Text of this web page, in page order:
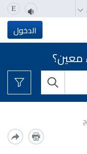
E
الدخول